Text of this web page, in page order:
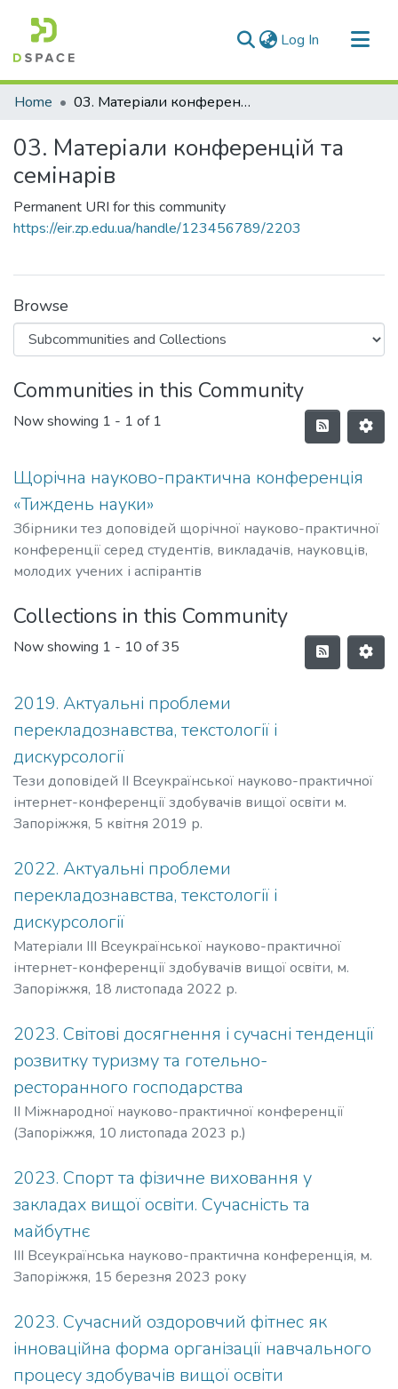
Log In (current)
Communities & Collections
Statistics
Home 03. Матеріали конференцій та семінарів
03. Матеріали конференцій та
семінарів
Permanent URI for this community
https://eir.zp.edu.ua/handle/123456789/2203
Browse
Communities in this Community
Now showing 1 - 1 of 1
Щорічна науково-практична конференція
«Тиждень науки»
Збірники тез доповідей щорічної науково-практичної
конференції серед студентів, викладачів, науковців,
молодих учених і аспірантів
Collections in this Community
Now showing 1 - 10 of 35
2019. Актуальні проблеми
перекладознавства, текстології і
дискурсології
Тези доповідей ІІ Всеукраїнської науково-практичної
інтернет-конференції здобувачів вищої освіти м.
Запоріжжя, 5 квітня 2019 р.
2022. Актуальні проблеми
перекладознавства, текстології і
дискурсології
Матеріали ІІІ Всеукраїнської науково-практичної
інтернет-конференції здобувачів вищої освіти, м.
Запоріжжя, 18 листопада 2022 р.
2023. Світові досягнення і сучасні тенденції
розвитку туризму та готельно-
ресторанного господарства
ІІ Міжнародної науково-практичної конференції
(Запоріжжя, 10 листопада 2023 р.)
2023. Спорт та фізичне виховання у
закладах вищої освіти. Сучасність та
майбутнє
ІІІ Всеукраїнська науково-практична конференція, м.
Запоріжжя, 15 березня 2023 року
2023. Сучасний оздоровчий фітнес як
інноваційна форма організації навчального
процесу здобувачів вищої освіти